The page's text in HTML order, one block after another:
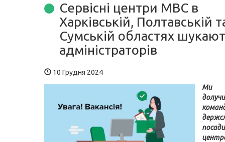
Сервісні центри МВС в
Харківській, Полтавській
Сумській областях
адміністраторів
10 Грудня 2024
Ми